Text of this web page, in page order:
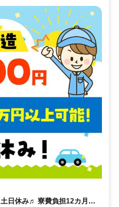
負担12カ月